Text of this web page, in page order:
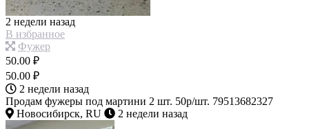
2 недели назад
В избранное
Фужер
50.00 ₽
50.00 ₽
2 недели назад
Продам фужеры под мартини 2 шт. 50р/шт. 79513682327
Новосибирск, RU
2 недели назад